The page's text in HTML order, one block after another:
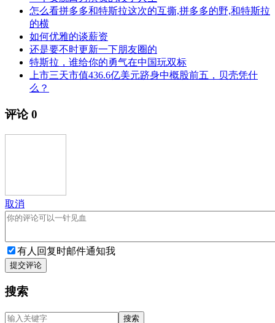
怎么看拼多多和特斯拉这次的互撕,拼多多的野,和特斯拉
的横
如何优雅的谈薪资
还是要不时更新一下朋友圈的
特斯拉，谁给你的勇气在中国玩双标
上市三天市值436.6亿美元跻身中概股前五，贝壳凭什
么？
评论0
取消
有人回复时邮件通知我
提交评论
搜索